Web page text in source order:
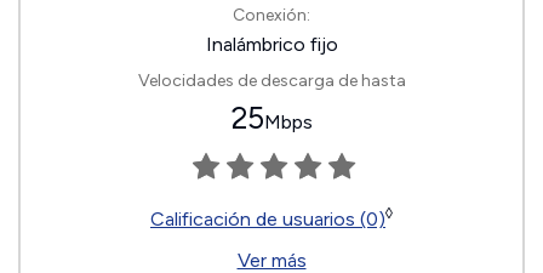
Conexión:
Inalámbrico fijo
Velocidades de descarga de hasta
25Mbps
Calificación de usuarios (0)◊
Ver más